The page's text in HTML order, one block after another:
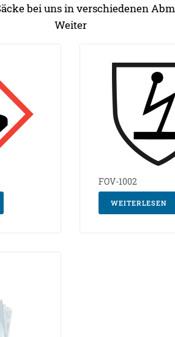
bei uns in verschiedenen
Weiter
FOV-1002
WEITERLESEN